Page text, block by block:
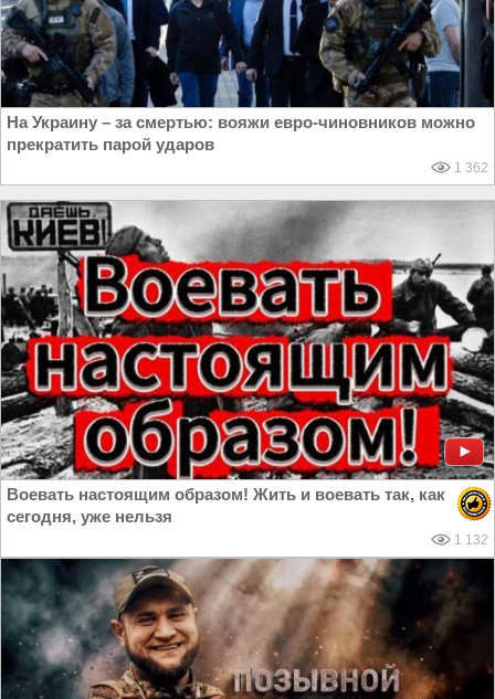
На Украину – за смертью: вояжи евро-чиновников можно
прекратить парой ударов
1 362
Воевать настоящим образом! Жить и воевать так, как
сегодня, уже нельзя
1 132